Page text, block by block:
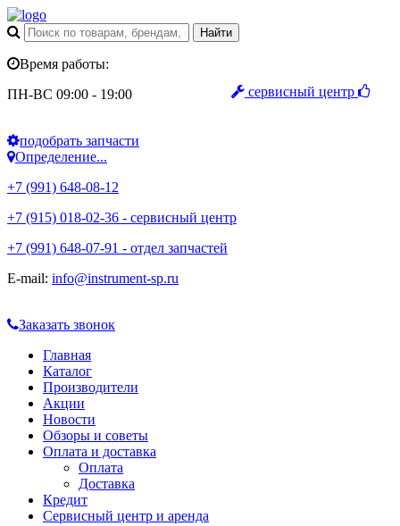
сервисный центр
Время работы:
ПН-ВС 09:00 - 19:00
подобрать запчасти
Определение...
+7 (991) 648-08-12
+7 (915) 018-02-36 - сервисный центр
+7 (991) 648-07-91 - отдел запчастей
E-mail: info@instrument-sp.ru
Заказать звонок
Главная
Каталог
Производители
Акции
Новости
Обзоры и советы
Оплата и доставка
Оплата
Доставка
Кредит
Сервисный центр и аренда